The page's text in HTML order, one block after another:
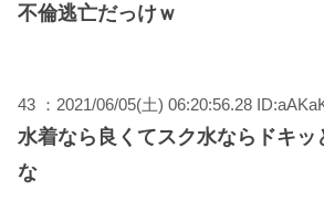
不倫逃亡だっけｗ
43 ：2021/06/05(土) 06:20:56.28
水着なら良くてスク水ならドキッ
な